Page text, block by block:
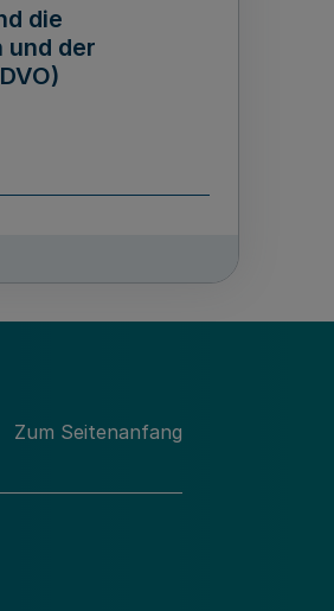
die
und der
Nordrhein-
Zum Seitenanfang